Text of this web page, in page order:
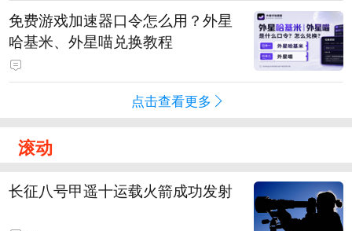
免费游戏加速器口令怎么用？外星
哈基米、外星喵兑换教程
点击查看更多
滚动
长征八号甲遥十运载火箭成功发射